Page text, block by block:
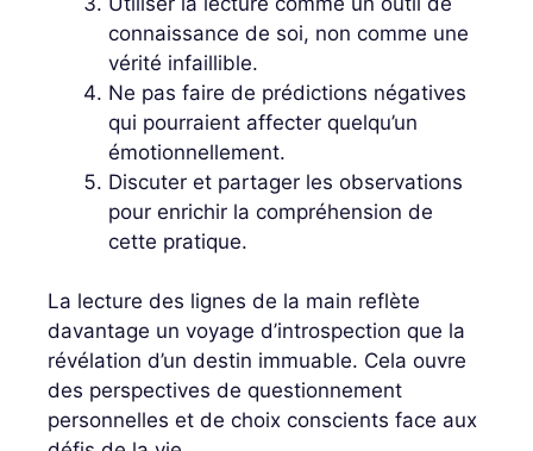
connaissance de soi, non comme une
vérité infaillible.
Ne pas faire de prédictions négatives
qui pourraient affecter quelqu’un
émotionnellement.
Discuter et partager les observations
pour enrichir la compréhension de
cette pratique.
La lecture des lignes de la main reflète
davantage un voyage d’introspection que la
révélation d’un destin immuable. Cela ouvre
des perspectives de questionnement
personnelles et de choix conscients face aux